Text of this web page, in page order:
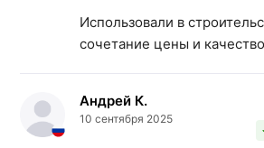
Использовали в
сочетание цены и
Андрей К.
10 сентября 2025